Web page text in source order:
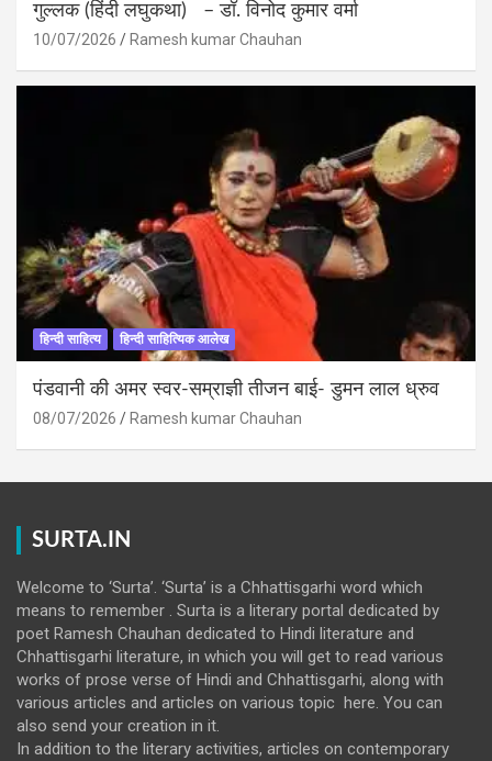
गुल्लक (हिंदी लघुकथा) – डॉ. विनोद कुमार वर्मा
10/07/2026 Ramesh kumar Chauhan
हिन्दी साहित्य हिन्दी साहित्यिक आलेख
पंडवानी की अमर स्वर-सम्राज्ञी तीजन बाई- डुमन लाल ध्रुव
08/07/2026 Ramesh kumar Chauhan
SURTA.IN
Welcome to ‘Surta’. ‘Surta’ is a Chhattisgarhi word which
means to remember . Surta is a literary portal dedicated by
poet Ramesh Chauhan dedicated to Hindi literature and
Chhattisgarhi literature, in which you will get to read various
works of prose verse of Hindi and Chhattisgarhi, along with
various articles and articles on various topic here. You can
also send your creation in it.
In addition to the literary activities, articles on contemporary